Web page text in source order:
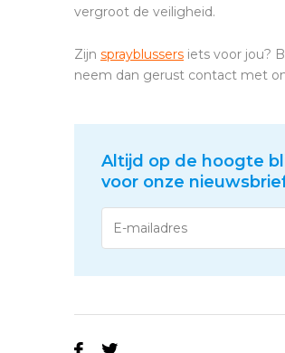
vergroot de veiligheid.
Zijn sprayblussers iets voor jou?
neem dan gerust contact met
Altijd op de hoogte
voor onze